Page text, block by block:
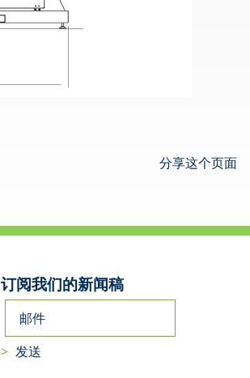
分享这个页面
订阅我们的新闻稿